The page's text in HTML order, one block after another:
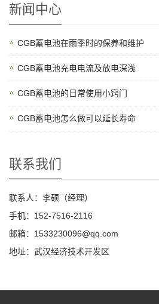
新闻中心
CGB蓄电池在雨季时的保养和维护
CGB蓄电池充电电流及放电深浅
CGB蓄电池的日常使用小窍门
CGB蓄电池怎么做可以延长寿命
联系我们
联系人：李硕（经理）
手机：152-7516-2116
邮箱：1533230096@qq.com
地址：武汉经济技术开发区